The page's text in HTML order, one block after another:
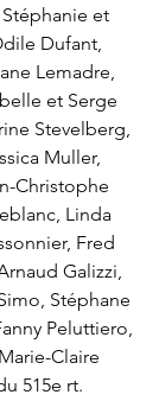
et
Dufant,
Lemadre,
et Serge
Stevelberg,
Muller,
Christophe
Linda
Fred
Galizzi,
Stéphane
Peluttiero,
Claire
515e rt.